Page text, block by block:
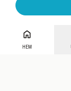
HEM